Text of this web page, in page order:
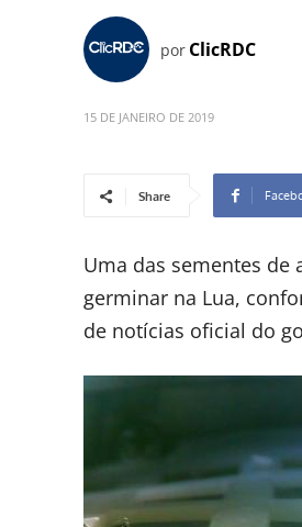
por ClicRDC
15 DE JANEIRO DE 2019
Share
Uma das sementes de
germinar na Lua,
de notícias oficial do